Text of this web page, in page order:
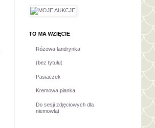
TO MA WZIĘCIE
Różowa landrynka
(bez tytułu)
Pasiaczek
Kremowa pianka
Do sesji zdjęciowych dla
niemowląt